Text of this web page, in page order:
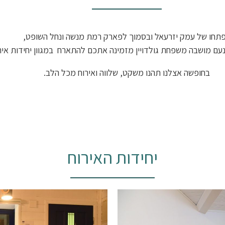
של עמק יזרעאל ובסמוך לפארק רמת מנשה ונחל השופט,
מושבה משפחת גולדויין מזמינה אתכם להתארח במגוון יחידות
בחופשה אצלנו תהנו משקט, שלווה ואירוח מכל הלב.
יחידות האירוח